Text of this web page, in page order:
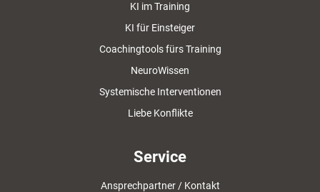
KI im Training
KI für Einsteiger
Coachingtools fürs Training
NeuroWissen
Systemische Interventionen
Liebe Konflikte
Service
Ansprechpartner / Kontakt